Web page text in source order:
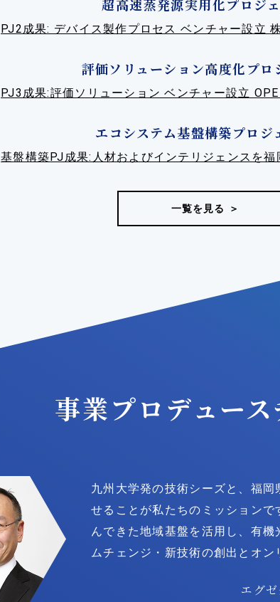
超高速蒸発源実用化プロジ
PJ2成果: デバイス製作プロセス ベンチャー設立
評価ソリューション高度化プロ
PJ3成果:評価ソリューション ベンチャー設立
エコシステム基盤構築プロジ
基盤構築PJ成果:人材およびインテリジェンスを福
一覧を見る
事業プロデュース
九州大学発の技術シーズと、福
せることが私たちのミッション
んできた地域基盤を活用し、有
ムチェンジ・新技術の創出とオン
エグ